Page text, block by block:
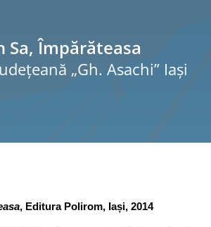
Sa, Împărăteasa
„Gh. Asachi” Iaşi
, Editura Polirom, Iași, 2014